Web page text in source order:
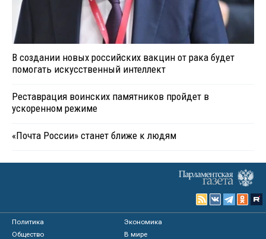
В создании новых российских вакцин от рака будет
помогать искусственный интеллект
Реставрация воинских памятников пройдет в
ускоренном режиме
«Почта России» станет ближе к людям
Политика
Экономика
Общество
В мире